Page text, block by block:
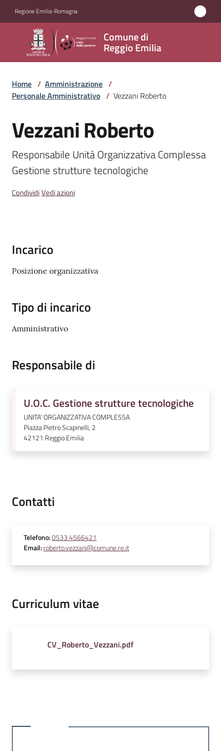
Regione Emilia-Romagna
Comune di
Reggio Emilia
Comune
di
Reggio
Emilia
Amministrazione
Menu selezionato
Servizi
Novità
gli
argomenti
r
i
Seguici
Home / Amministrazione /
Personale Amministrativo / Vezzani Roberto
Salta al contenuto
Vezzani Roberto
Responsabile Unità Organizzativa Complessa
Gestione strutture tecnologiche
CondividiVedi azioni
Incarico
Posizione organizzativa
Tipo di incarico
Amministrativo
Responsabile di
U.O.C. Gestione strutture tecnologiche
UNITA' ORGANIZZATIVA COMPLESSA
Piazza Pietro Scapinelli, 2
42121 Reggio Emilia
Contatti
Telefono:0533 4566421
Email:roberto.vezzani@comune.re.it
Curriculum vitae
CV_Roberto_Vezzani.pdf